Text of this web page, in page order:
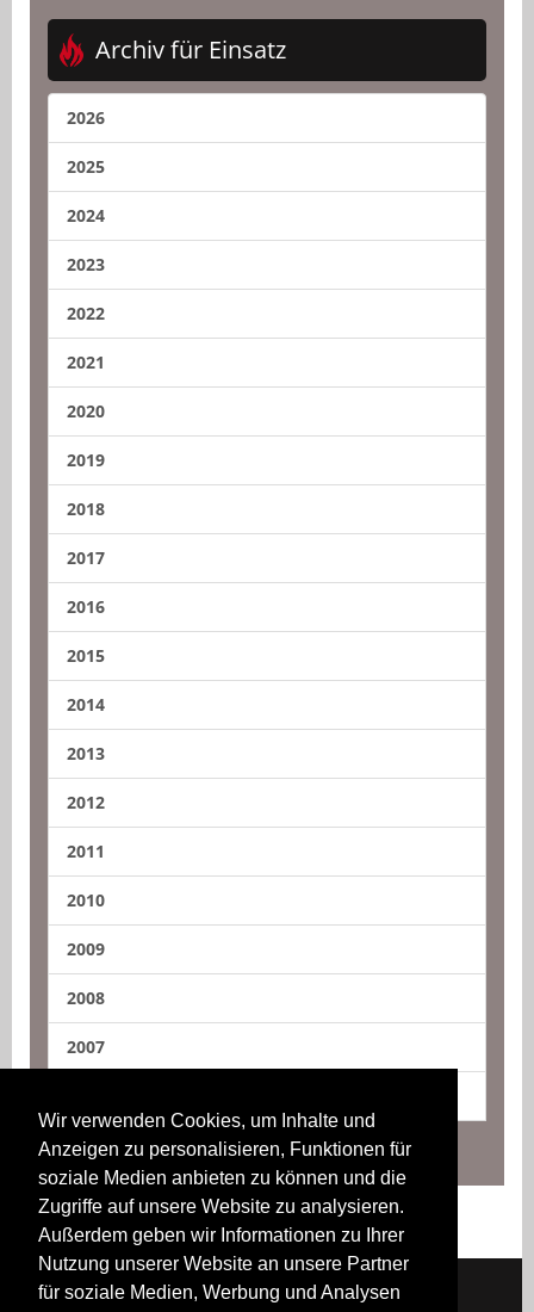
Wir verwenden Cookies, um Inhalte und
Anzeigen zu personalisieren, Funktionen für
soziale Medien anbieten zu können und die
Zugriffe auf unsere Website zu analysieren.
Außerdem geben wir Informationen zu Ihrer
Nutzung unserer Website an unsere Partner
für soziale Medien, Werbung und Analysen
Archiv für Einsatz
2026
2025
2024
2023
2022
2021
2020
2019
2018
2017
2016
2015
2014
2013
2012
2011
2010
2009
2008
2007